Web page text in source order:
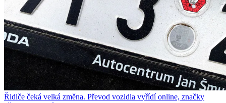
Řidiče čeká velká změna. Převod vozidla vyřídí online, značky